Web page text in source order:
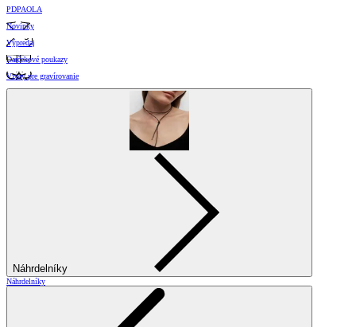
PDPAOLA
Novinky
Výpredaj
Darčekové poukazy
Vzory pre gravírovanie
Náhrdelníky
Náhrdelníky